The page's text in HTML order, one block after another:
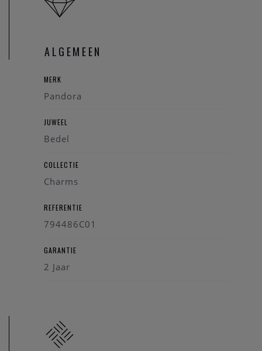
Merk: Pandora
Steen: Zirkonia en man-made kristal
Hoogte: 10,75 mm
Breedte: 12 mm
Handgemaakt en zorgvuldig afgewerkt
Compatibel met: Pandora Moments
ALGEMEEN
MERK
Pandora
JUWEEL
Bedel
COLLECTIE
Charms
REFERENTIE
794486C01
GARANTIE
2 Jaar